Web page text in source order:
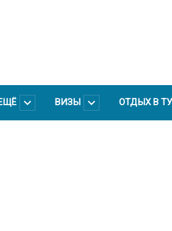
ВИЗЫ ОТДЫХ В